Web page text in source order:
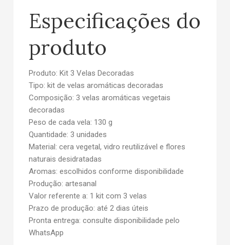
Especificações do
produto
Produto: Kit 3 Velas Decoradas
Tipo: kit de velas aromáticas decoradas
Composição: 3 velas aromáticas vegetais
decoradas
Peso de cada vela: 130 g
Quantidade: 3 unidades
Material: cera vegetal, vidro reutilizável e flores
naturais desidratadas
Aromas: escolhidos conforme disponibilidade
Produção: artesanal
Valor referente a: 1 kit com 3 velas
Prazo de produção: até 2 dias úteis
Pronta entrega: consulte disponibilidade pelo
WhatsApp